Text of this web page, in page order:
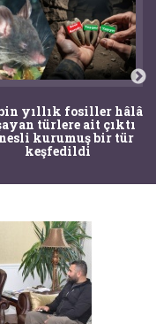
yıllık fosiller hâlâ
türlere ait çıktı
kurumuş bir tür
keşfedildi